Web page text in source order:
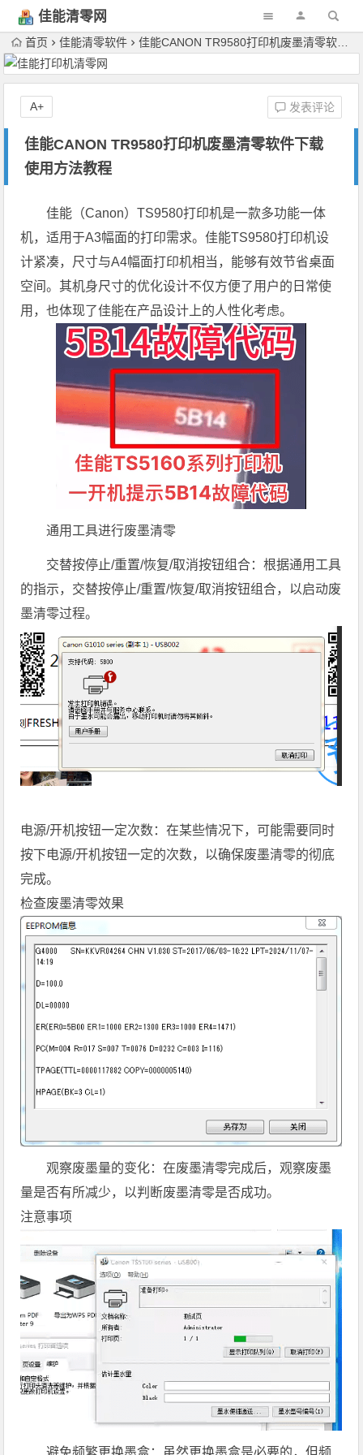
佳能清零网
首页 佳能清零软件 佳能CANON TR9580打印机废墨清零软件下载使用方法教程
佳能CANON TR9580打印机废墨清零软件下载
使用方法教程
发表评论
A+
佳能（Canon）TS9580打印机是一款多功能一体
机，适用于A3幅面的打印需求。佳能TS9580打印机设
计紧凑，尺寸与A4幅面打印机相当，能够有效节省桌面
空间。其机身尺寸的优化设计不仅方便了用户的日常使
用，也体现了佳能在产品设计上的人性化考虑。
通用工具进行废墨清零
交替按停止/重置/恢复/取消按钮组合：根据通用工具
的指示，交替按停止/重置/恢复/取消按钮组合，以启动废
墨清零过程。
电源/开机按钮一定次数：在某些情况下，可能需要同时
按下电源/开机按钮一定的次数，以确保废墨清零的彻底
完成。
检查废墨清零效果
观察废墨量的变化：在废墨清零完成后，观察废墨
量是否有所减少，以判断废墨清零是否成功。
注意事项
避免频繁更换墨盒：虽然更换墨盒是必要的，但频